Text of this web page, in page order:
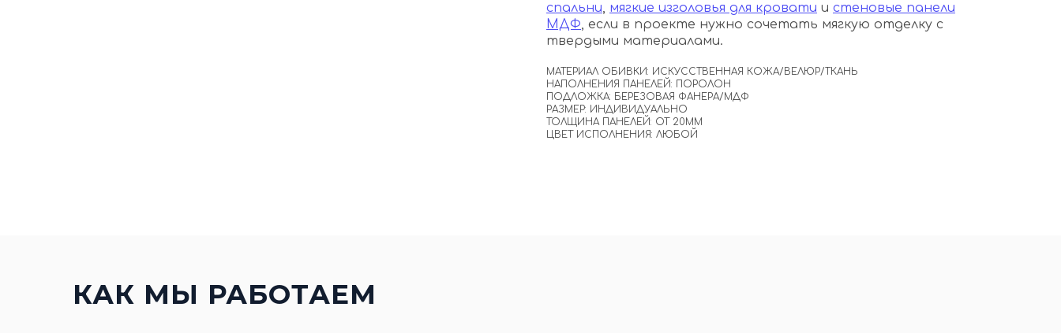
спальни, мягкие изголовья для кровати и стеновые панели
МДФ, если в проекте нужно сочетать мягкую отделку с
твердыми материалами.
МАТЕРИАЛ ОБИВКИ: ИСКУССТВЕННАЯ КОЖА/ВЕЛЮР/ТКАНЬ
НАПОЛНЕНИЯ ПАНЕЛЕЙ: ПОРОЛОН
ПОДЛОЖКА: БЕРЕЗОВАЯ ФАНЕРА/МДФ
РАЗМЕР: ИНДИВИДУАЛЬНО
ТОЛЩИНА ПАНЕЛЕЙ: ОТ 20ММ
ЦВЕТ ИСПОЛНЕНИЯ: ЛЮБОЙ
КАК МЫ РАБОТАЕМ